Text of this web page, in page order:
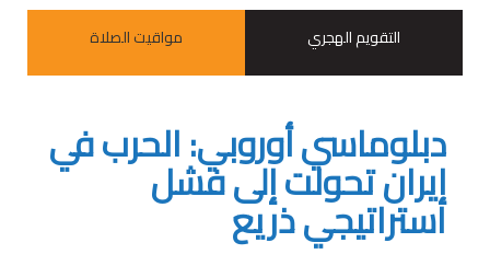
التقويم الهجري
مواقيت الصلاة
دبلوماسي أوروبي: الحرب في
إيران تحولت إلى فشل
استراتيجي ذريع